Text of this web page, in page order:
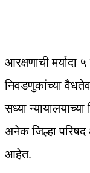
आरक्षणाची मर्यादा
निवडणुकांच्या
सध्या
अनेक जिल्हा
आहेत.